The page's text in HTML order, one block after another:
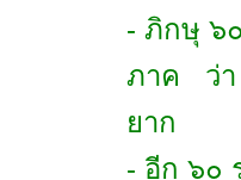
- ภิกษุ ๖
ภาค ว่า
ยาก
- อีก ๖๐